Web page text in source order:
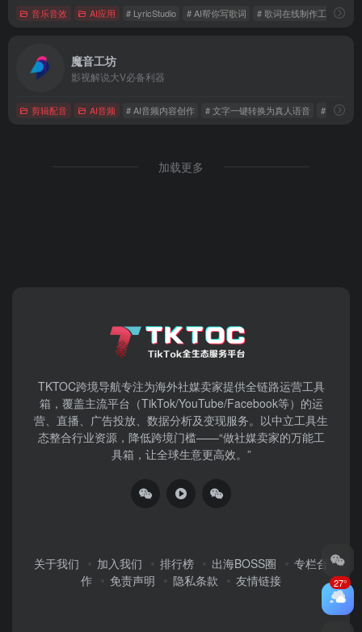
音乐音效 AI应用 # LyricStudio # AI帮你写歌词 # 歌词在线制作工具
魔音工坊
影视解说大V必备利器
剪辑配音 AI音频 # AI音频内容创作 # 文字一键转换为真人语音 # AI声音
加载更多
TKTOC跨境导航​专注为海外社媒卖家提供全链路运营工具
箱，覆盖主流平台（TikTok/YouTube/Facebook等）​的运
营、直播、广告投放、数据分析及变现服务。以中立工具生
态整合行业资源，降低跨境门槛——“做社媒卖家的万能工
具箱，让全球生意更高效。”
关于我们 加入我们 排行榜 出海BOSS圈
专栏合
作
免责声明 隐私条款 友情链接 27°